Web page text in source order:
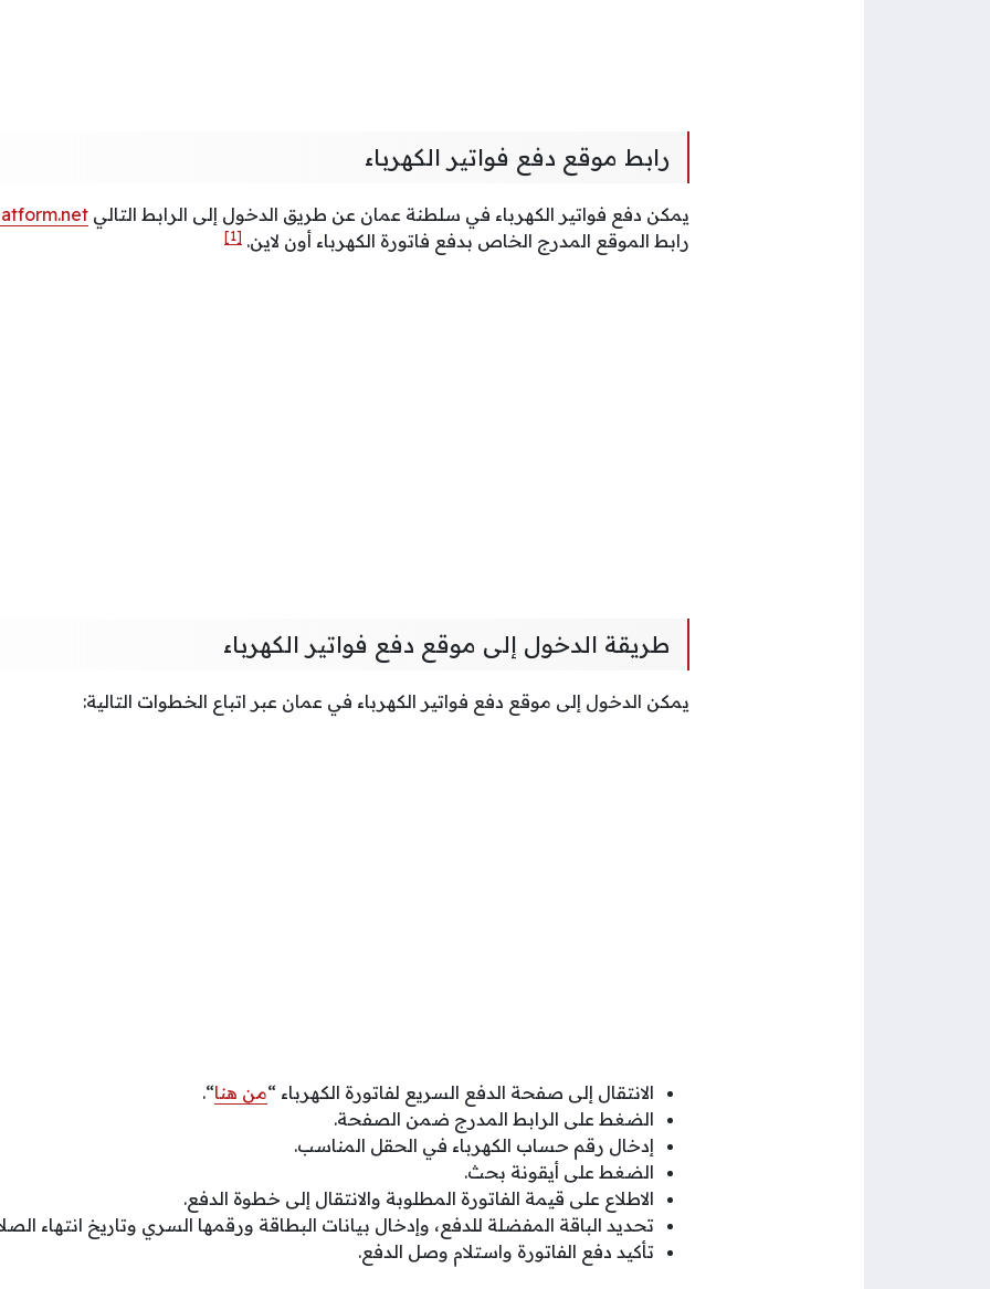
رابط موقع دفع فواتير الكهرباء
يمكن دفع فواتير الكهرباء في سلطنة عمان عن طريق الدخول إلى الرابط التالي
رابط الموقع المدرج الخاص بدفع فاتورة الكهرباء أون لاين. [1]
طريقة الدخول إلى موقع دفع فواتير الكهرباء
يمكن الدخول إلى موقع دفع فواتير الكهرباء في عمان عبر اتباع الخطوات التالية:
الانتقال إلى صفحة الدفع السريع لفاتورة الكهرباء “من هنا“.
الضغط على الرابط المدرج ضمن الصفحة.
إدخال رقم حساب الكهرباء في الحقل المناسب.
الضغط على أيقونة بحث.
الاطلاع على قيمة الفاتورة المطلوبة والانتقال إلى خطوة الدفع.
تحديد الباقة المفضلة للدفع، وإدخال بيانات البطاقة ورقمها السري وتاريخ انتهاء
تأكيد دفع الفاتورة واستلام وصل الدفع.